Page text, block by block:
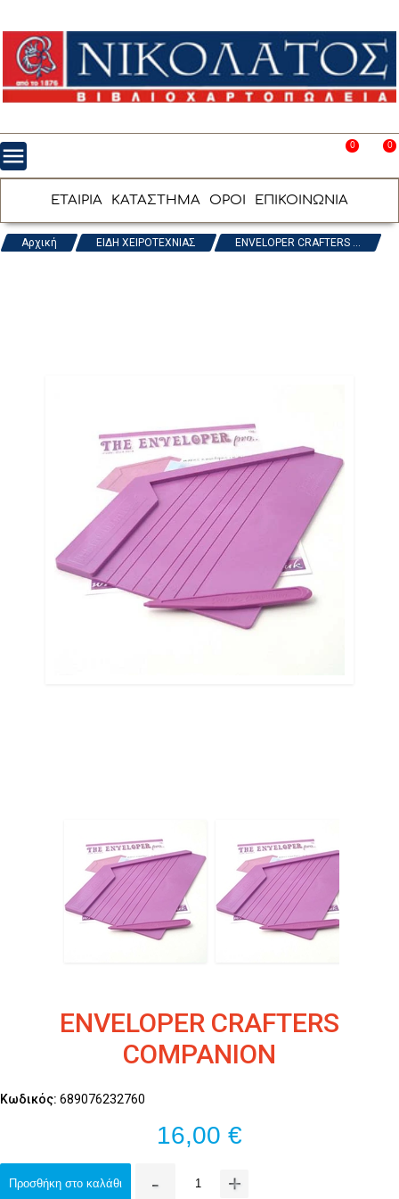
menu 0
favorite_border 0
shopping_cart
ΕΤΑΙΡΙΑ ΚΑΤΑΣΤΗΜΑ ΟΡΟΙ ΕΠΙΚΟΙΝΩΝΙΑ
Αρχική ΕΙΔΗ ΧΕΙΡΟΤΕΧΝΙΑΣ ENVELOPER CRAFTERS ...
ENVELOPER CRAFTERS
COMPANION
Κωδικός: 689076232760
16,00 €
Προσθήκη στο καλάθι - +